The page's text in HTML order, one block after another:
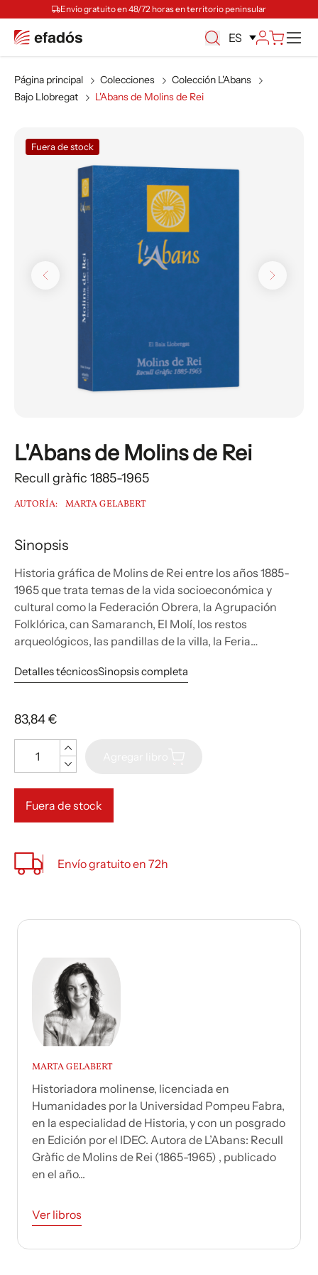
Envío gratuito en 48/72 horas en territorio peninsular
ES
Página principal Colecciones
Colección L'Abans
Bajo Llobregat
L'Abans de Molins de Rei
Fuera de stock
L'Abans de Molins de Rei
Recull gràfic 1885-1965
AUTORÍA: MARTA GELABERT
Sinopsis
Historia gráfica de Molins de Rei entre los años 1885-
1965 que trata temas de la vida socioeconómica y
cultural como la Federación Obrera, la Agrupación
Folklórica, can Samaranch, El Molí, los restos
arqueológicos, las pandillas de la villa, la Feria…
Detalles técnicosSinopsis completa
83,84 €
Fuera de stock
Envío gratuito en 72h
MARTA GELABERT
Historiadora molinense, licenciada en
Humanidades por la Universidad Pompeu Fabra,
en la especialidad de Historia, y con un posgrado
en Edición por el IDEC. Autora de L’Abans: Recull
Gràfic de Molins de Rei (1865-1965) , publicado
en el año...
Ver libros